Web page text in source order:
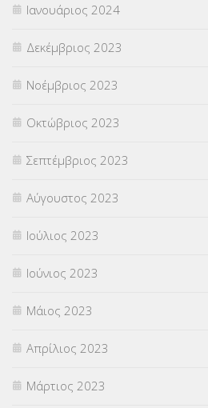
Ιανουάριος 2024
Δεκέμβριος 2023
Νοέμβριος 2023
Οκτώβριος 2023
Σεπτέμβριος 2023
Αύγουστος 2023
Ιούλιος 2023
Ιούνιος 2023
Μάιος 2023
Απρίλιος 2023
Μάρτιος 2023